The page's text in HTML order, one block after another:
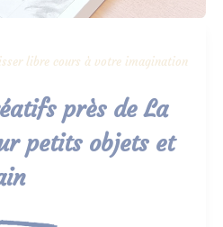
libre cours à votre imagination
près de La
petits objets et